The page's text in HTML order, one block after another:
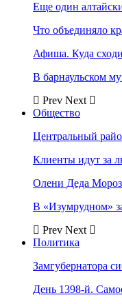
Еще один
Что объединяло
Афиша. Куда
В барнаульском
Prev Next
Общество
Центральный
Клиенты идут за
Олени Деда
В «Изумрудном»
Prev Next
Политика
Замгубернатора
День 1398-й.